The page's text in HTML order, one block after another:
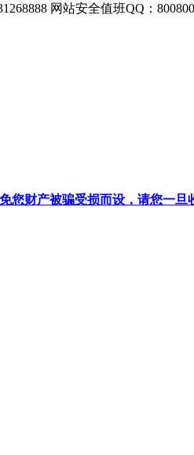
网站安全值班QQ：
您财产被骗受损而设，请您一旦